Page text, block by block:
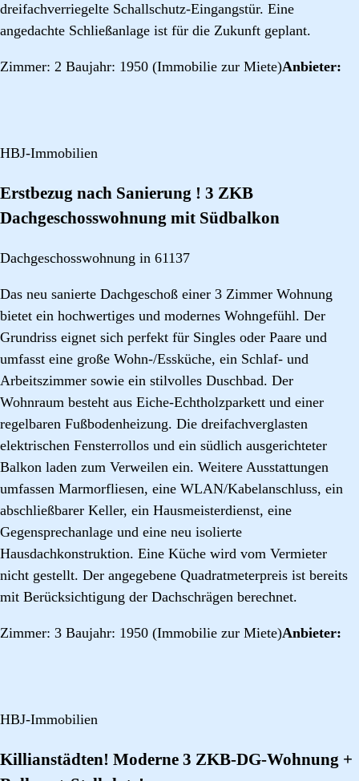
dreifachverriegelte Schallschutz-Eingangstür. Eine
angedachte Schließanlage ist für die Zukunft geplant.
Zimmer: 2 Baujahr: 1950 (Immobilie zur Miete)Anbieter:
HBJ-Immobilien
Erstbezug nach Sanierung ! 3 ZKB
Dachgeschosswohnung mit Südbalkon
Dachgeschosswohnung in 61137
Das neu sanierte Dachgeschoß einer 3 Zimmer Wohnung
bietet ein hochwertiges und modernes Wohngefühl. Der
Grundriss eignet sich perfekt für Singles oder Paare und
umfasst eine große Wohn-/Essküche, ein Schlaf- und
Arbeitszimmer sowie ein stilvolles Duschbad. Der
Wohnraum besteht aus Eiche-Echtholzparkett und einer
regelbaren Fußbodenheizung. Die dreifachverglasten
elektrischen Fensterrollos und ein südlich ausgerichteter
Balkon laden zum Verweilen ein. Weitere Ausstattungen
umfassen Marmorfliesen, eine WLAN/Kabelanschluss, ein
abschließbarer Keller, ein Hausmeisterdienst, eine
Gegensprechanlage und eine neu isolierte
Hausdachkonstruktion. Eine Küche wird vom Vermieter
nicht gestellt. Der angegebene Quadratmeterpreis ist bereits
mit Berücksichtigung der Dachschrägen berechnet.
Zimmer: 3 Baujahr: 1950 (Immobilie zur Miete)Anbieter:
HBJ-Immobilien
Killianstädten! Moderne 3 ZKB-DG-Wohnung +